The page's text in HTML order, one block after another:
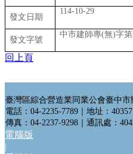
文件下載
公會花絮
聯絡我們
相關連結
GO
發文日期
114-10-29
發文字號
中市建師專(無)字第
回上頁
臺灣區綜合營造業同業公會臺中市
電話：04-2235-7789｜地址：
傳真：04-2237-9298｜通訊處：
電腦版
|